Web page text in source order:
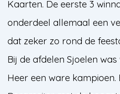
Kaarten. De eerste 3
onderdeel allemaal een
dat zeker zo rond de
Bij de afdelen Sjoelen
Heer een ware kampioen.